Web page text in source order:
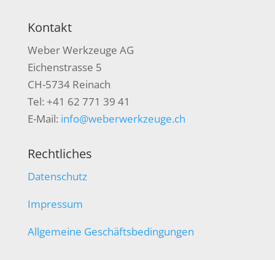
Kontakt
Weber Werkzeuge AG
Eichenstrasse 5
CH-5734 Reinach
Tel: +41 62 771 39 41
E-Mail: info@weberwerkzeuge.ch
Rechtliches
Datenschutz
Impressum
Allgemeine Geschäftsbedingungen